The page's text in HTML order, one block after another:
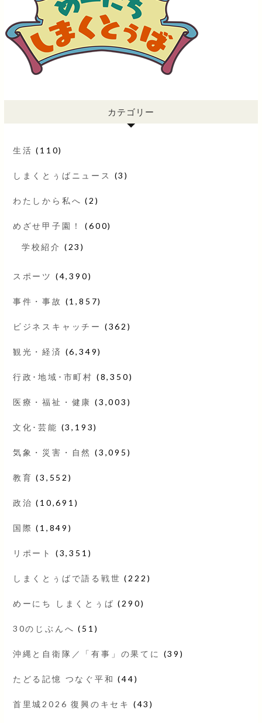
カテゴリー
生活 (110)
しまくとぅばニュース (3)
わたしから私へ (2)
めざせ甲子園！ (600)
学校紹介 (23)
スポーツ (4,390)
事件・事故 (1,857)
ビジネスキャッチー (362)
観光・経済 (6,349)
行政･地域･市町村 (8,350)
医療・福祉・健康 (3,003)
文化･芸能 (3,193)
気象・災害・自然 (3,095)
教育 (3,552)
政治 (10,691)
国際 (1,849)
リポート (3,351)
しまくとぅばで語る戦世 (222)
めーにち しまくとぅば (290)
30のじぶんへ (51)
沖縄と自衛隊／「有事」の果てに (39)
たどる記憶 つなぐ平和 (44)
首里城2026 復興のキセキ (43)